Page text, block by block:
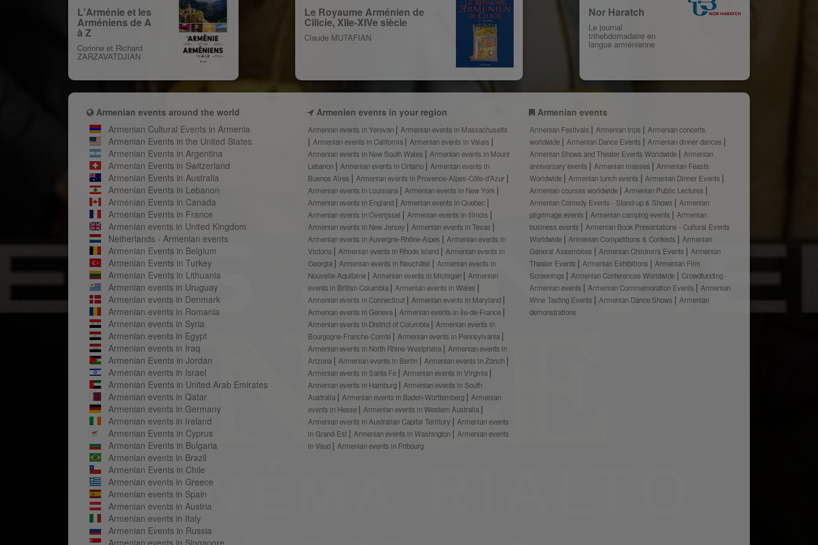
L'Arménie et les
Arméniens de A
à Z
Corinne et Richard
ZARZAVATDJIAN
Le Royaume Arménien de
Cilicie, XIIe-XIVe siècle
Claude MUTAFIAN
Nor Haratch
Le journal
trihebdomadaire en
langue arménienne
Armenian events around the world
Armenian Cultural Events in Armenia
Armenian Events in the United States
Armenian Events in Argentina
Armenian Events in Switzerland
Armenian Events in Australia
Armenian Events in Lebanon
Armenian Events in Canada
Armenian Events in France
Armenian events in United Kingdom
Netherlands - Armenian events
Armenian Events in Belgium
Armenian Events in Turkey
Armenian Events in Lithuania
Armenian events in Uruguay
Armenian events in Denmark
Armenian events in Romania
Armenian events in Syria
Armenian events in Egypt
Armenian events in Iraq
Armenian Events in Jordan
Armenian events in Israel
Armenian Events in United Arab Emirates
Armenian events in Qatar
Armenian events in Germany
Armenian events in Ireland
Armenian Events in Cyprus
Armenian Events in Bulgaria
Armenian events in Brazil
Armenian Events in Chile
Armenian events in Greece
Armenian events in Spain
Armenian events in Austria
Armenian events in Italy
Armenian Events in Russia
Armenian events in Singapore
Armenien events in your region
Armenian events in Yerevan
Armenian events in Massachusetts
Armenian events in California
Armenian events in Valais
Armenian events in New South Wales
Armenian events in Mount
Lebanon
Armenian events in Ontario
Armenian events in
Buenos Aires
Armenian events in Provence-Alpes-Côte-d’Azur
Armenian events in Louisiana
Armenian events in New York
Armenian events in England
Armenian events in Quebec
Armenian events in Overijssel
Armenian events in Illinois
Armenian events in New Jersey
Armenian events in Texas
Armenian events in Auvergne-Rhône-Alpes
Armenian events in
Victoria
Armenian events in Rhode Island
Armenian events in
Georgia
Armenian events in Neuchâtel
Armenian events in
Nouvelle-Aquitaine
Armenian events in Michigan
Armenian
events in British Columbia
Armenian events in Wales
Armenian events in Connecticut
Armenian events in Maryland
Armenian events in Geneva
Armenian events in Île-de-France
Armenian events in District of Columbia
Armenian events in
Bourgogne-Franche-Comté
Armenian events in Pennsylvania
Armenian events in North Rhine-Westphalia
Armenian events in
Arizona
Armenian events in Berlin
Armenian events in Zürich
Armenian events in Santa Fe
Armenian events in Virginia
Armenian events in Hamburg
Armenian events in South
Australia
Armenian events in Baden-Württemberg
Armenian
events in Hesse
Armenian events in Western Australia
Armenian events in Australian Capital Territory
Armenian events
in Grand-Est
Armenian events in Washington
Armenian events
in Vaud
Armenian events in Fribourg
Armenian events
Armenian Festivals Armenian trips
Armenian concerts
worldwide
Armenian Dance Events
Armenian dinner dances
Armenian Shows and Theater Events Worldwide
Armenian
anniversary events
Armenian masses
Armenian Feasts
Worldwide
Armenian lunch events
Armenian Dinner Events
Armenian courses worldwide
Armenian Public Lectures
Armenian Comedy Events - Stand-up & Shows
Armenian
pilgrimage events
Armenian camping events
Armenian
business events
Armenian Book Presentations - Cultural Events
Worldwide
Armenian Competitions & Contests
Armenian
General Assemblies
Armenian Children's Events
Armenian
Theater Events
Armenian Exhibitions
Armenian Film
Screenings
Armenian Conferences Worldwide
Crowdfunding -
Armenian events
Armenian Commemoration Events
Armenian
Wine Tasting Events
Armenian Dance Shows
Armenian
demonstrations